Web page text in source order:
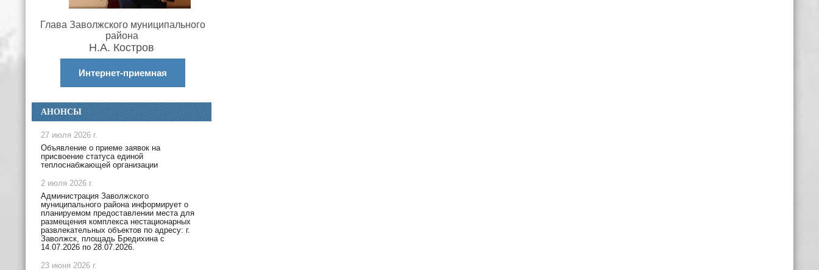
Глава Заволжского муниципального
района
Н.А. Костров
Интернет-приемная
АНОНСЫ
27 июля 2026 г.
Объявление о приеме заявок на
присвоение статуса единой
теплоснабжающей организации
2 июля 2026 г.
Администрация Заволжского
муниципального района информирует о
планируемом предоставлении места для
размещения комплекса нестационарных
развлекательных объектов по адресу: г.
Заволжск, площадь Бредихина с
14.07.2026 по 28.07.2026.
23 июня 2026 г.